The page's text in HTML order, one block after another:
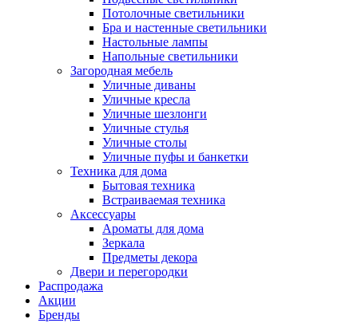
Потолочные светильники
Бра и настенные светильники
Настольные лампы
Напольные светильники
Загородная мебель
Уличные диваны
Уличные кресла
Уличные шезлонги
Уличные стулья
Уличные столы
Уличные пуфы и банкетки
Техника для дома
Бытовая техника
Встраиваемая техника
Аксессуары
Ароматы для дома
Зеркала
Предметы декора
Двери и перегородки
Распродажа
Акции
Бренды